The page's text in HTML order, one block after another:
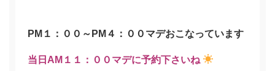
PM１：００～PM４：００マデおこなっています
当日AM１１：００マデに予約下さいね